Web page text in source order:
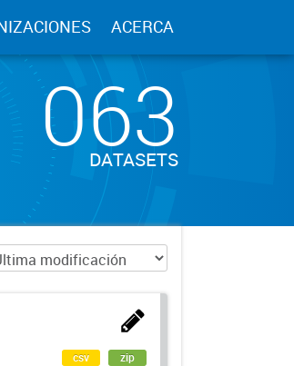
ACERCA
063
DATASETS
csv zip